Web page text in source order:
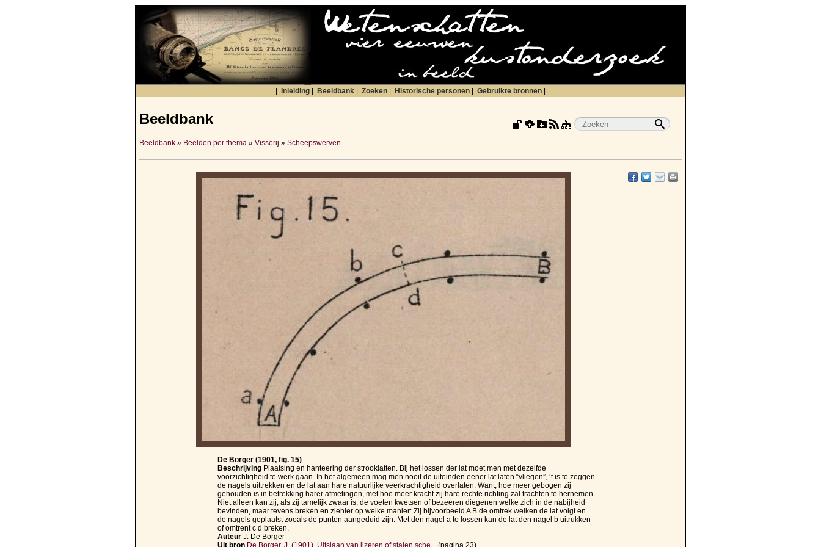
Inleiding Beeldbank Zoeken Historische personen Gebruikte bronnen
Beeldbank
Beeldbank » Beelden per thema » Visserij » Scheepswerven
De Borger (1901, fig. 15)
Beschrijving Plaatsing en hanteering der strooklatten. Bij het lossen der lat moet men met dezelfde
voorzichtigheid te werk gaan. In het algemeen mag men nooit de uiteinden eener lat laten “vliegen”, ‘t is te zeggen
de nagels uittrekken en de lat aan hare natuurlijke veerkrachtigheid overlaten. Want, hoe meer gebogen zij
gehouden is in betrekking harer afmetingen, met hoe meer kracht zij hare rechte richting zal trachten te hernemen.
Niet alleen kan zij, als zij tamelijk zwaar is, de voeten kwetsen of bezeeren diegenen welke zich in de nabijheid
bevinden, maar tevens breken en ziehier op welke manier: Zij bijvoorbeeld A B de omtrek welken de lat volgt en
de nagels geplaatst zooals de punten aangeduid zijn. Met den nagel a te lossen kan de lat den nagel b uitrukken
of omtrent c d breken.
Auteur J. De Borger
Uit bron De Borger, J. (1901). Uitslaan van ijzeren of stalen sche... (pagina 23)